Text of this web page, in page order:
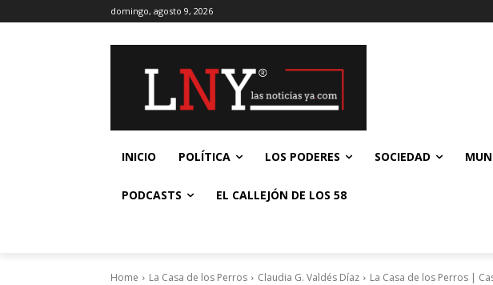
domingo, agosto 9, 2026
INICIO POLÍTICA LOS PODERES SOCIEDAD
PODCASTS EL CALLEJÓN DE LOS 58
Home La Casa de los Perros Claudia G. Valdés Díaz La Casa de los Perros |